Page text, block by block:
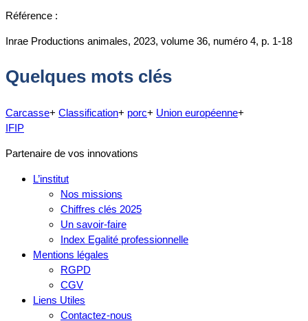
Référence :
Inrae Productions animales, 2023, volume 36, numéro 4, p. 1-18
Quelques mots clés
Carcasse+ Classification+ porc+ Union européenne+
IFIP
Partenaire de vos innovations
L’institut
Nos missions
Chiffres clés 2025
Un savoir-faire
Index Egalité professionnelle
Mentions légales
RGPD
CGV
Liens Utiles
Contactez-nous